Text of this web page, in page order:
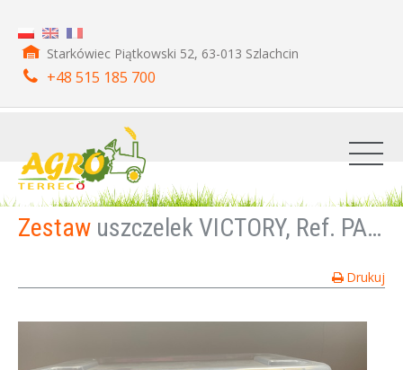
Starkówiec Piątkowski 52, 63-013 Szlachcin
+48 515 185 700
Zestaw uszczelek VICTORY, Ref. PACK.1630
Drukuj